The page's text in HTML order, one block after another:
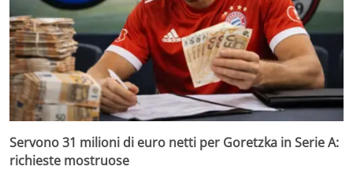
Servono 31 milioni di euro netti per Goretzka in Serie A:
richieste mostruose